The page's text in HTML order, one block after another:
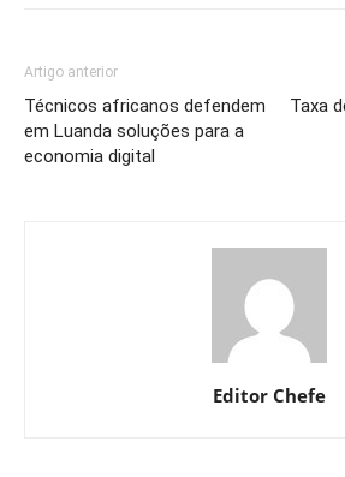
Artigo anterior
Técnicos africanos defendem
em Luanda soluções para a
economia digital
Taxa
Editor Chefe